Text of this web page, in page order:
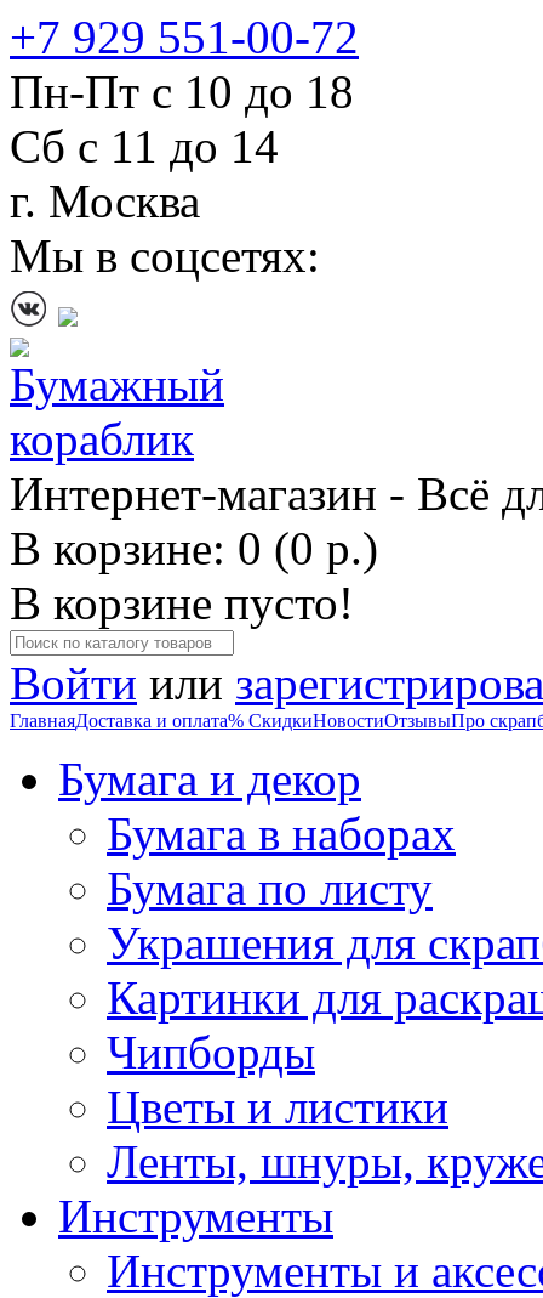
+7 929 551-00-72
Пн-Пт с 10 до 18
Сб с 11 до 14
г. Москва
Мы в соцсетях:
Интернет-магазин - Всё
В корзине: 0 (0 р.)
В корзине пусто!
Войти или
ГлавнаяДоставка и оплата% СкидкиНовостиОтзывыПро
Бумага и декор
Бумага в наборах
Бумага по листу
Украшения для
Картинки для
Чипборды
Цветы и листики
Ленты, шнуры,
Инструменты
Инструменты и